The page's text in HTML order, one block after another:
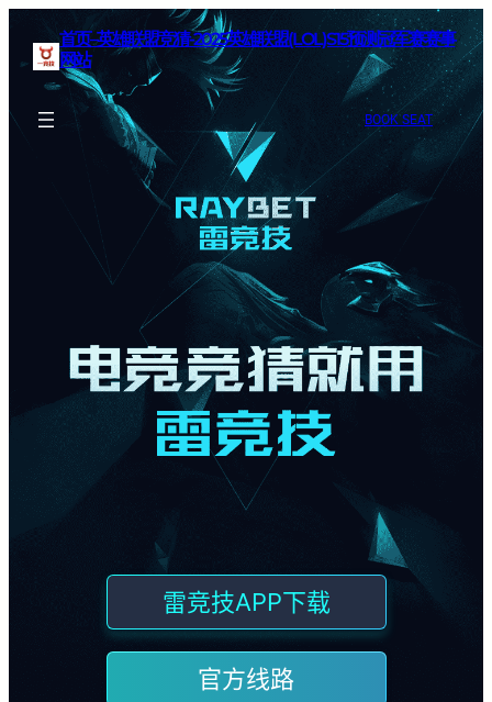
首页–英雄联盟竞猜-2025英雄联盟(LOL)S15预测冠军赛赛事
网站
BOOK SEAT